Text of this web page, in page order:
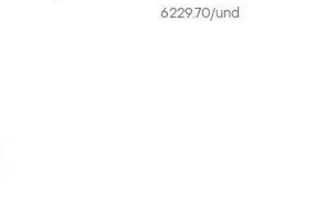
6229.70/und